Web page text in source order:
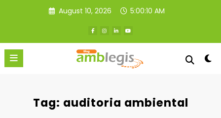
August 10, 2026 5:00:11 AM
Tag: auditoria ambiental